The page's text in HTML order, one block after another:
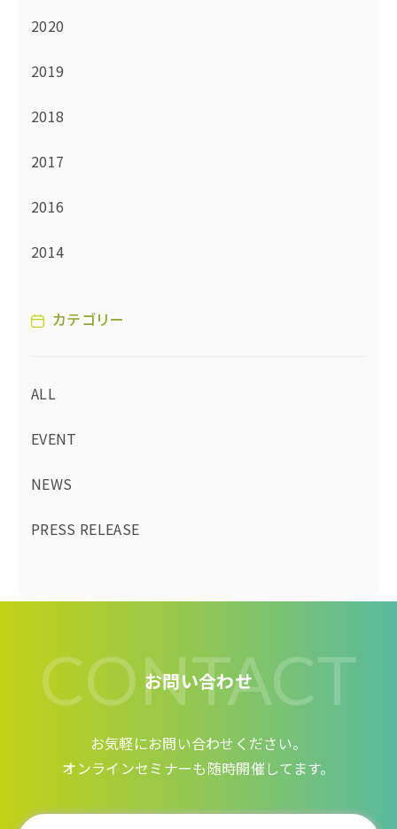
2020
2019
2018
2017
2016
2014
カテゴリー
ALL
EVENT
NEWS
PRESS RELEASE
CONTACT
お問い合わせ
お気軽にお問い合わせください。
オンラインセミナーも随時開催してます。